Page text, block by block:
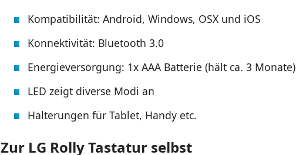
Kompatibilität: Android, Windows, OSX und iOS
Konnektivität: Bluetooth 3.0
Energieversorgung: 1x AAA Batterie (hält ca. 3 Monate)
LED zeigt diverse Modi an
Halterungen für Tablet, Handy etc.
Zur LG Rolly Tastatur selbst